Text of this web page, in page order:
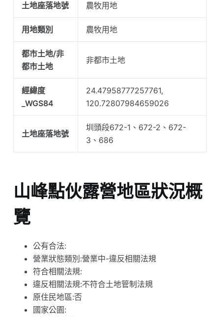
土地座落地號 農牧用地
用地類別 農牧用地
都市土地/非
都市土地
非都市土地
經緯度
_WGS84
24.47958777257761,
120.72807984659026
土地座落地號
圳頭段672-1、672-2、672-
3、686
山峰點伙露營地區狀況概
覽
公有合法:
營業狀態類別:營業中-違反相關法規
符合相關法規:
違反相關法規:不符合土地管制法規
原住民地區:否
國家公園: